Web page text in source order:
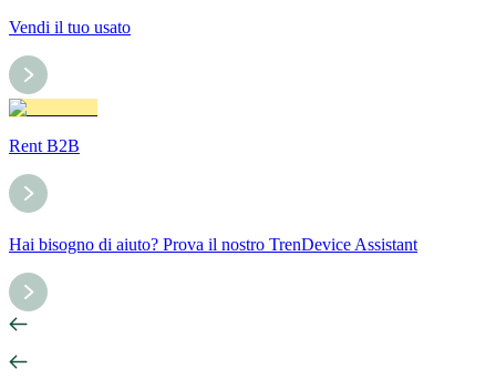
Vendi il tuo usato
Rent B2B
Hai bisogno di aiuto? Prova il nostro TrenDevice Assistant